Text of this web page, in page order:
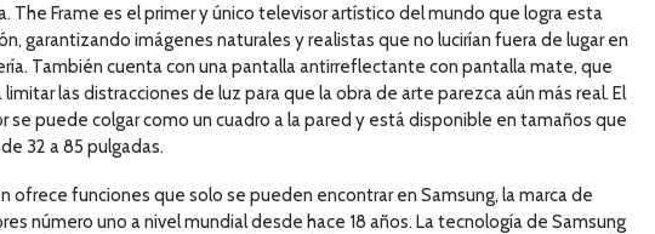
The Frame es el primer y único televisor artístico del mundo que logra esta
garantizando imágenes naturales y realistas que no lucirían fuera de lugar en
También cuenta con una pantalla antirreflectante con pantalla mate, que
limitar las distracciones de luz para que la obra de arte parezca aún más real. El
se puede colgar como un cuadro a la pared y está disponible en tamaños que
32 a 85 pulgadas.
ofrece funciones que solo se pueden encontrar en Samsung, la marca de
número uno a nivel mundial desde hace 18 años. La tecnología de Samsung